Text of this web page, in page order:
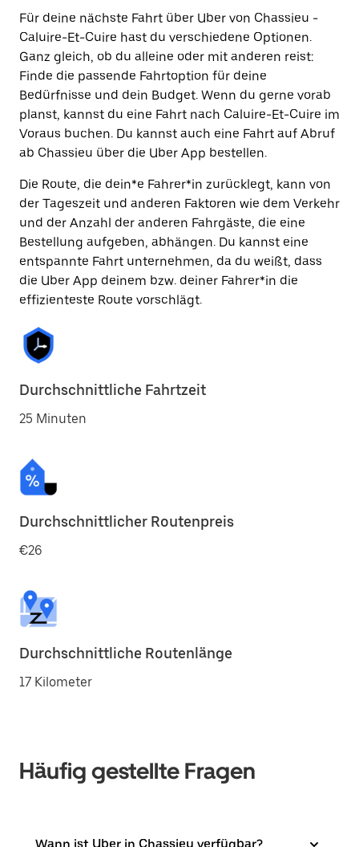
Für deine nächste Fahrt über Uber von Chassieu -
Caluire-Et-Cuire hast du verschiedene Optionen.
Ganz gleich, ob du alleine oder mit anderen reist:
Finde die passende Fahrtoption für deine
Bedürfnisse und dein Budget. Wenn du gerne vorab
planst, kannst du eine Fahrt nach Caluire-Et-Cuire im
Voraus buchen. Du kannst auch eine Fahrt auf Abruf
ab Chassieu über die Uber App bestellen.
Die Route, die dein*e Fahrer*in zurücklegt, kann von
der Tageszeit und anderen Faktoren wie dem Verkehr
und der Anzahl der anderen Fahrgäste, die eine
Bestellung aufgeben, abhängen. Du kannst eine
entspannte Fahrt unternehmen, da du weißt, dass
die Uber App deinem bzw. deiner Fahrer*in die
effizienteste Route vorschlägt.
Durchschnittliche Fahrtzeit
25 Minuten
Durchschnittlicher Routenpreis
€26
Durchschnittliche Routenlänge
17 Kilometer
Häufig gestellte Fragen